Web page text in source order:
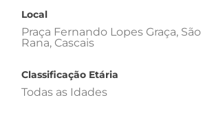
Local
Praça Fernando Lopes Graça,
Rana, Cascais
Classificação Etária
Todas as Idades